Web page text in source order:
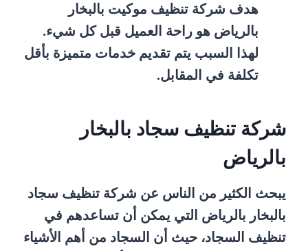
هدف شركة تنظيف موكيت بالبخار
بالرياض هو راحة العميل قبل كل شيء.
لهذا السبب يتم تقديم خدمات متميزة بأقل
تكلفة في المقابل.
شركة تنظيف سجاد بالبخار
بالرياض
يبحث الكثير من الناس عن شركة تنظيف سجاد
بالبخار بالرياض التي يمكن أن تساعدهم في
تنظيف السجاد، حيث أن السجاد من أهم الأشياء